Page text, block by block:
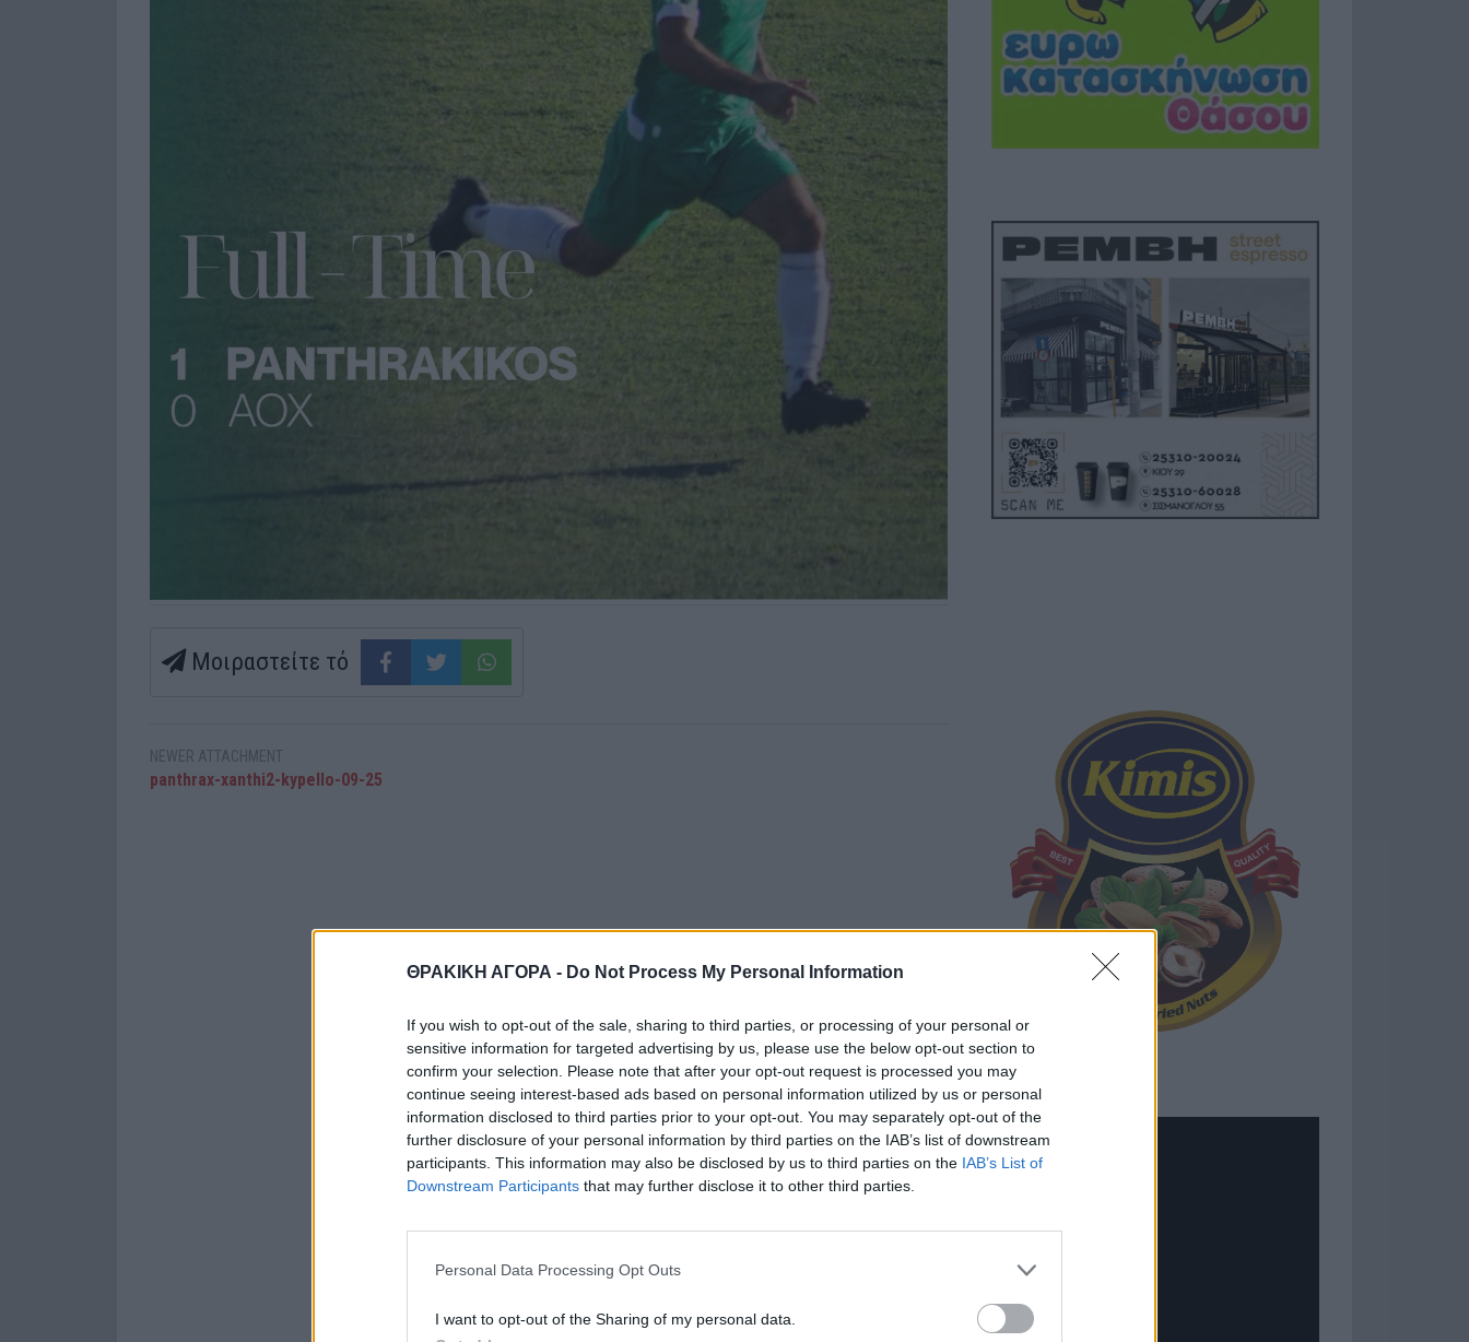
ΘΡΑΚΙΚΗ ΑΓΟΡΑ - Do Not Process My Personal Information
If you wish to opt-out of the sale, sharing to third parties, or processing of your personal or
sensitive information for targeted advertising by us, please use the below opt-out section to
confirm your selection. Please note that after your opt-out request is processed you may
continue seeing interest-based ads based on personal information utilized by us or personal
information disclosed to third parties prior to your opt-out. You may separately opt-out of the
further disclosure of your personal information by third parties on the IAB’s list of downstream
participants. This information may also be disclosed by us to third parties on the IAB’s List of
Downstream Participants that may further disclose it to other third parties.
Personal Data Processing Opt Outs
I want to opt-out of the Sharing of my personal data.
Μοιραστείτε τό
NEWER ATTACHMENT
panthrax-xanthi2-kypello-09-25